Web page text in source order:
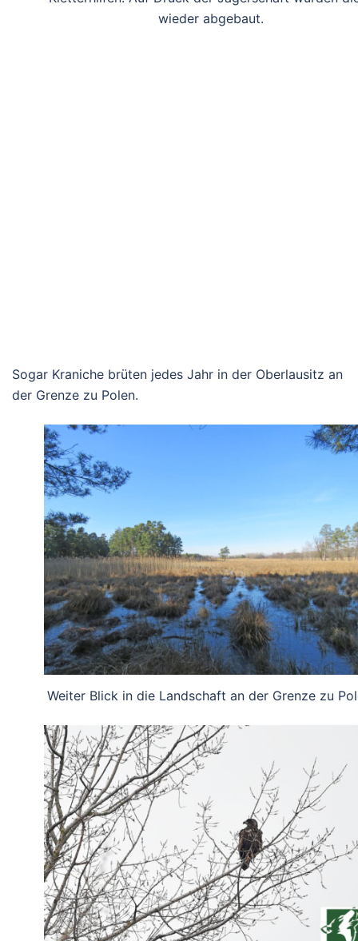
wieder abgebaut.
Sogar Kraniche brüten jedes Jahr in der Oberlausitz an
der Grenze zu Polen.
Weiter Blick in die Landschaft an der Grenze zu